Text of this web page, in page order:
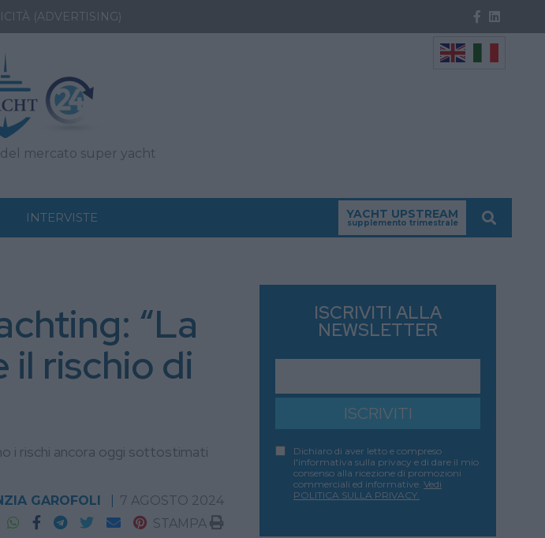
(ADVERTISING)
mercato super yacht
INTERVISTE YACHT UPSTREAM
supplemento trimestrale
“La
rischio di
i rischi ancora oggi sottostimati
GAROFOLI
7 AGOSTO 2024
STAMPA
ISCRIVITI ALLA
NEWSLETTER
ISCRIVITI
Dichiaro di aver letto e compreso
l'informativa sulla privacy e di dare il mio
consenso alla ricezione di promozioni
commerciali ed informative. Vedi
POLITICA SULLA PRIVACY.